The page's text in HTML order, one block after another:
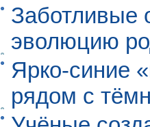
Заботливые
эволюцию
Ярко-синие
рядом с